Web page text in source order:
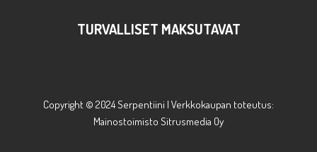
TURVALLISET MAKSUTAVAT
Copyright © 2024 Serpentiini | Verkkokaupan toteutus:
Mainostoimisto Sitrusmedia Oy